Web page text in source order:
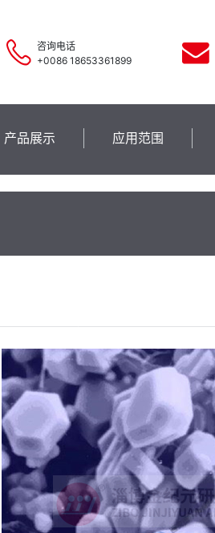
咨询电话
+0086 18653361899
产品展示 应用范围